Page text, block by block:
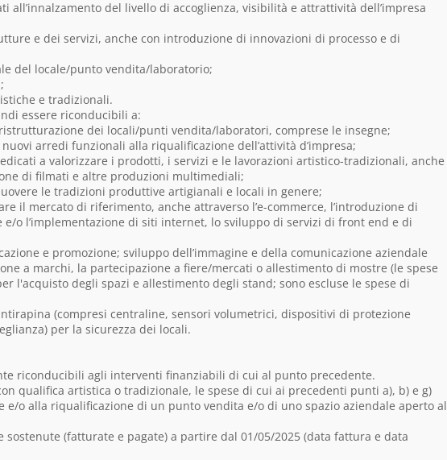
all’innalzamento del livello di accoglienza, visibilità e attrattività dell’impresa
e dei servizi, anche con introduzione di innovazioni di processo e di
del locale/punto vendita/laboratorio;
e tradizionali.
essere riconducibili a:
dei locali/punti vendita/laboratori, comprese le insegne;
arredi funzionali alla riqualificazione dell’attività d’impresa;
a valorizzare i prodotti, i servizi e le lavorazioni artistico-tradizionali, anche
di filmati e altre produzioni multimediali;
le tradizioni produttive artigianali e locali in genere;
il mercato di riferimento, anche attraverso l’e-commerce, l’introduzione di
o l’implementazione di siti internet, lo sviluppo di servizi di front end e di
e promozione; sviluppo dell’immagine e della comunicazione aziendale
a marchi, la partecipazione a fiere/mercati o allestimento di mostre (le spese
l'acquisto degli spazi e allestimento degli stand; sono escluse le spese di
(compresi centraline, sensori volumetrici, dispositivi di protezione
per la sicurezza dei locali.
riconducibili agli interventi finanziabili di cui al punto precedente.
qualifica artistica o tradizionale, le spese di cui ai precedenti punti a), b) e g)
e/o alla riqualificazione di un punto vendita e/o di uno spazio aziendale aperto al
sostenute (fatturate e pagate) a partire dal 01/05/2025 (data fattura e data